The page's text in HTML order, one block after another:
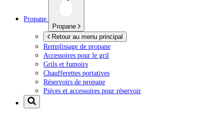
Propane
Propane
Retour au menu principal
Remplissage de propane
Accessoires pour le gril
Grils et fumoirs
Chaufferettes portatives
Réservoirs de propane
Pièces et accessoires pour réservoir